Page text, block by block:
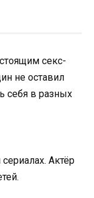
секс-
не оставил
себя в разных
Актёр